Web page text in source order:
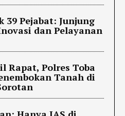
Pejabat: Junjung
dan Pelayanan
Rapat, Polres Toba
Tanah di